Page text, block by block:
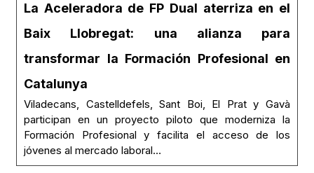
La Aceleradora de FP Dual aterriza en el
Baix Llobregat: una alianza para
transformar la Formación Profesional en
Catalunya
Viladecans, Castelldefels, Sant Boi, El Prat y Gavà
participan en un proyecto piloto que moderniza la
Formación Profesional y facilita el acceso de los
jóvenes al mercado laboral…